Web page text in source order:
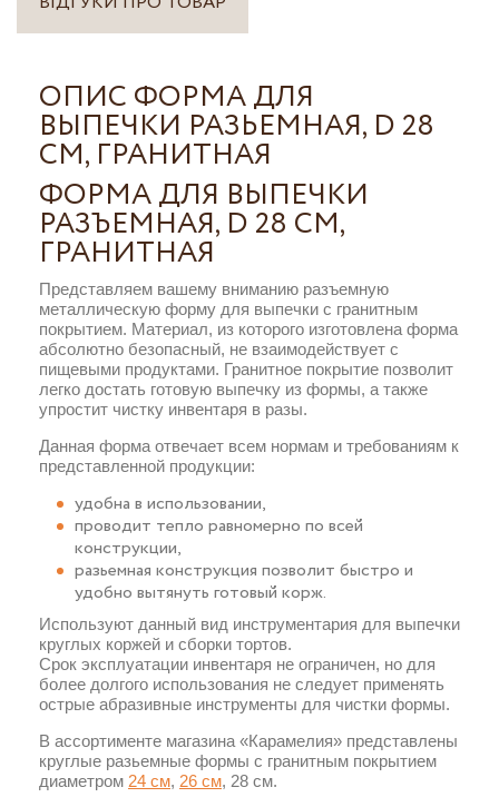
ОПИС ФОРМА ДЛЯ
ВЫПЕЧКИ РАЗЬЕМНАЯ, D 28
СМ, ГРАНИТНАЯ
ФОРМА ДЛЯ ВЫПЕЧКИ
РАЗЪЕМНАЯ, D 28 СМ,
ГРАНИТНАЯ
Представляем вашему вниманию разъемную
металлическую форму для выпечки с гранитным
покрытием. Материал, из которого изготовлена форма
абсолютно безопасный, не взаимодействует с
пищевыми продуктами. Гранитное покрытие позволит
легко достать готовую выпечку из формы, а также
упростит чистку инвентаря в разы.
Данная форма отвечает всем нормам и требованиям к
представленной продукции:
удобна в использовании,
проводит тепло равномерно по всей
конструкции,
разьемная конструкция позволит быстро и
удобно вытянуть готовый корж.
Используют данный вид инструментария для выпечки
круглых коржей и сборки тортов.
Срок эксплуатации инвентаря не ограничен, но для
более долгого использования не следует применять
острые абразивные инструменты для чистки формы.
В ассортименте магазина «Карамелия» представлены
круглые разьемные формы с гранитным покрытием
диаметром 24 см, 26 см, 28 см.